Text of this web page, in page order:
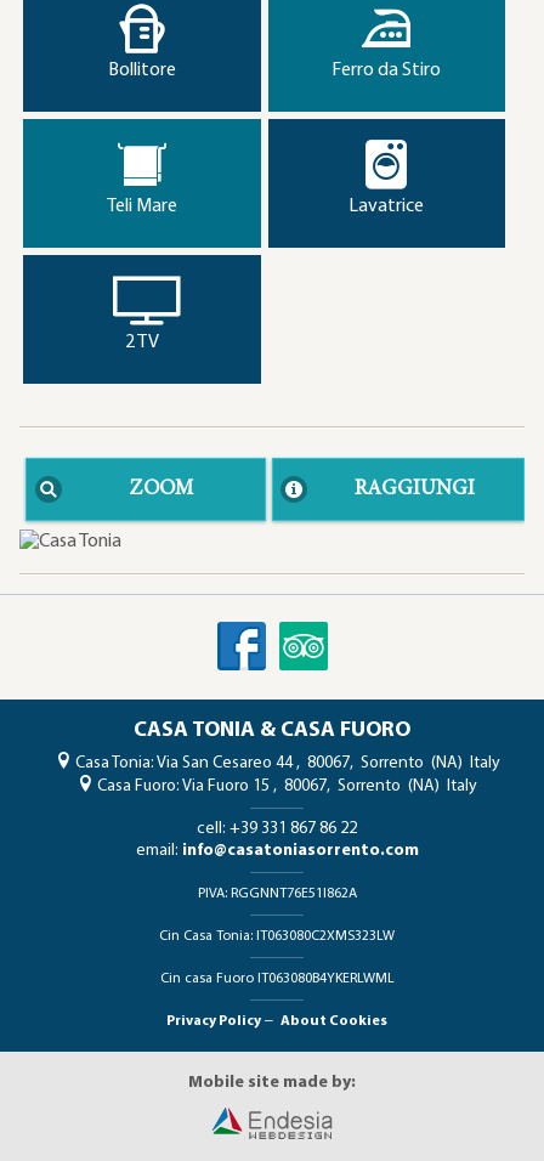
Bollitore Ferro da Stiro
Teli Mare Lavatrice
2 TV
ZOOM RAGGIUNGI
CASA TONIA & CASA FUORO
Casa Tonia: Via San Cesareo 44, 80067, Sorrento (NA) Italy
Casa Fuoro: Via Fuoro 15 , 80067, Sorrento (NA) Italy
cell: +39 331 867 86 22
email: info@casatoniasorrento.com
PIVA: RGGNNT76E51I862A
Cin Casa Tonia: IT063080C2XMS323LW
Cin casa Fuoro IT063080B4YKERLWML
Privacy Policy – About Cookies
Mobile site made by: